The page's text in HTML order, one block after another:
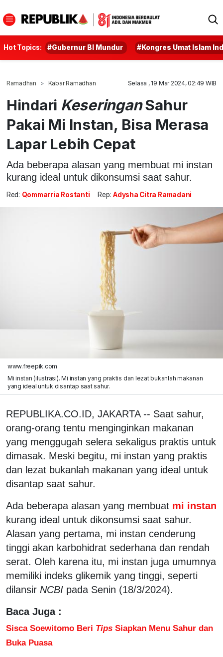
Hot Topics: #Gubernur BI Mundur #Kongres Umat Islam
Ramadhan Kabar Ramadhan Selasa , 19 Mar 2024, 02:49 WIB
Hindari KeseringanSahur
Pakai Mi Instan, Bisa Merasa
Lapar Lebih Cepat
Ada beberapa alasan yang membuat mi instan
kurang ideal untuk dikonsumsi saat sahur.
Red: Qommarria Rostanti Rep: Adysha Citra Ramadani
www.freepik.com
Mi instan (ilustrasi). Mi instan yang praktis dan lezat bukanlah makanan
yang ideal untuk disantap saat sahur.
REPUBLIKA.CO.ID, JAKARTA -- Saat sahur,
orang-orang tentu menginginkan makanan
yang menggugah selera sekaligus praktis untuk
dimasak. Meski begitu, mi instan yang praktis
dan lezat bukanlah makanan yang ideal untuk
disantap saat sahur.
Ada beberapa alasan yang membuat mi instan
kurang ideal untuk dikonsumsi saat sahur.
Alasan yang pertama, mi instan cenderung
tinggi akan karbohidrat sederhana dan rendah
serat. Oleh karena itu, mi instan juga umumnya
memiliki indeks glikemik yang tinggi, seperti
dilansir NCBI pada Senin (18/3/2024).
Baca Juga :
Sisca Soewitomo Beri Tips Siapkan Menu Sahur dan
Buka Puasa